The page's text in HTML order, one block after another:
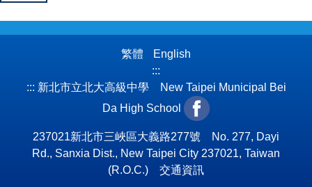
繁體
English
:::
::: 新北市立北大高級中學 New Taipei Municipal Bei
Da High School
237021新北市三峽區大義路277號 No. 277, Dayi
Rd., Sanxia Dist., New Taipei City 237021, Taiwan
(R.O.C.) 交通資訊